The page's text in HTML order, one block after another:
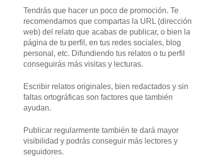
Tendrás que hacer un poco de promoción. Te
recomendamos que compartas la URL (dirección
web) del relato que acabas de publicar, o bien la
página de tu perfil, en tus redes sociales, blog
personal, etc. Difundiendo tus relatos o tu perfil
conseguirás más visitas y lecturas.
Escribir relatos originales, bien redactados y sin
faltas ortográficas son factores que también
ayudan.
Publicar regularmente también te dará mayor
visibilidad y podrás conseguir más lectores y
seguidores.